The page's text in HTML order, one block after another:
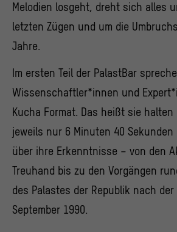
Melodien losgeht, dreht sich alles
letzten Zügen und um die
Jahre.
Im ersten Teil der PalastBar
Wissenschaftler*innen und
Kucha Format. Das heißt sie halten
jeweils nur 6 Minuten 40
über ihre Erkenntnisse – von den
Treuhand bis zu den Vorgängen
des Palastes der Republik nach
September 1990.